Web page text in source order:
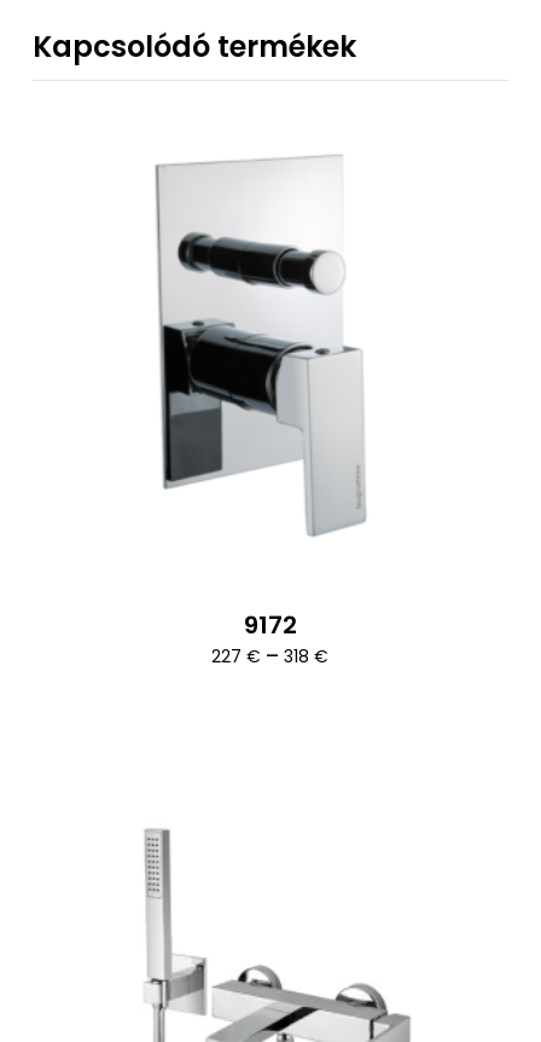
Kapcsolódó termékek
9172
227€ – 318€